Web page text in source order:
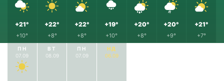
+21°
+10°
+22°
+8°
+22°
+8°
+19°
+10°
+20°
+8°
+20°
+9°
+21°
+7°
ПН
07.09
ВТ
08.09
ПН
07.09
НД
06.09